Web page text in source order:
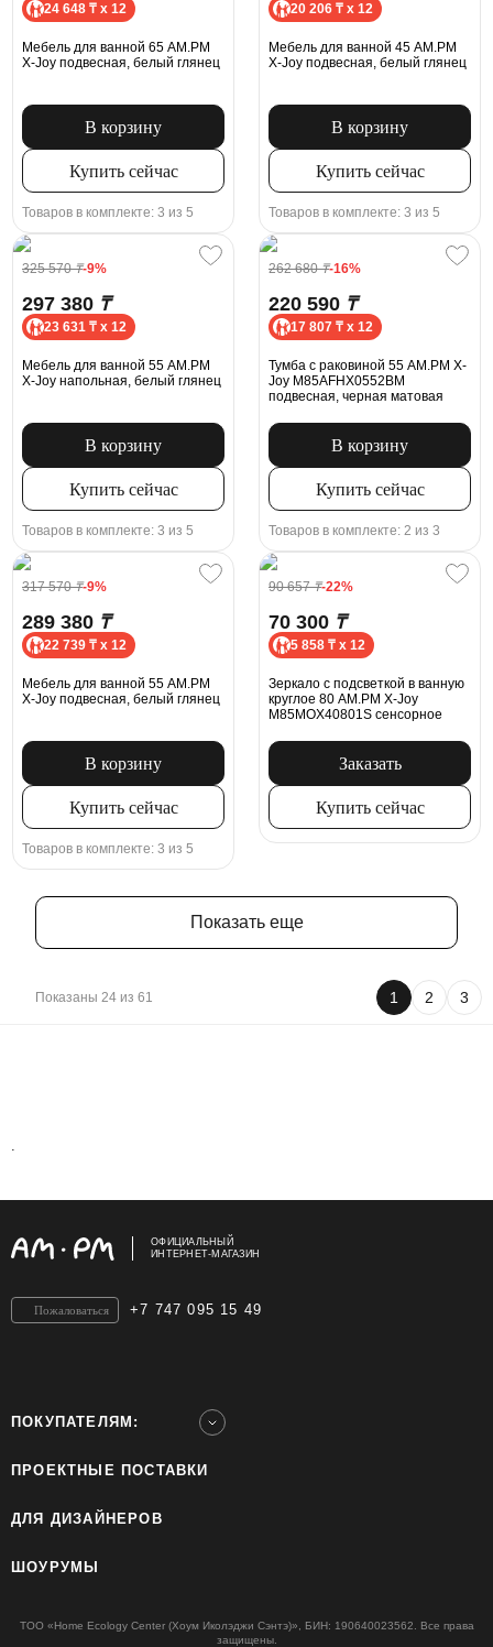
24 648 ₸ x 12
Мебель для ванной 65 AM.PM
X-Joy подвесная, белый глянец
В корзину
Купить сейчас
Товаров в комплекте: 3 из 5
20 206 ₸ x 12
Мебель для ванной 45 AM.PM
X-Joy подвесная, белый глянец
В корзину
Купить сейчас
Товаров в комплекте: 3 из 5
325 570₸-9%
297 380 ₸
23 631 ₸ x 12
Мебель для ванной 55 AM.PM
X-Joy напольная, белый глянец
В корзину
Купить сейчас
Товаров в комплекте: 3 из 5
262 680₸-16%
220 590 ₸
17 807 ₸ x 12
Тумба с раковиной 55 AM.PM X-
Joy M85AFHX0552BM
подвесная, черная матовая
В корзину
Купить сейчас
Товаров в комплекте: 2 из 3
317 570₸-9%
289 380 ₸
22 739 ₸ x 12
Мебель для ванной 55 AM.PM
X-Joy подвесная, белый глянец
В корзину
Купить сейчас
Товаров в комплекте: 3 из 5
90 657₸-22%
70 300 ₸
5 858 ₸ x 12
Зеркало с подсветкой в ванную
круглое 80 AM.PM X-Joy
M85MOX40801S сенсорное
Заказать
Купить сейчас
Показать еще
Показаны 24 из 61 1 2 3
.
ОФИЦИАЛЬНЫЙ
ИНТЕРНЕТ-МАГАЗИН
+7 747 095 15 49
Пожаловаться
ПОКУПАТЕЛЯМ:
ПРОЕКТНЫЕ ПОСТАВКИ
ДЛЯ ДИЗАЙНЕРОВ
ШОУРУМЫ
ТОО «Home Ecology Center (Хоум Иколэджи Сэнтэ)», БИН: 190640023562. Все права
защищены.